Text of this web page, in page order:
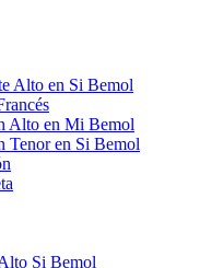
Alto en Si Bemol
Alto en Mi Bemol
Tenor en Si Bemol
Si Bemol